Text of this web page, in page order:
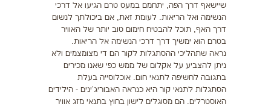
שיישאף דרך הפה, יתחמם במעט טרם הגיעו אל דרכי
הנשימה ואל הריאות. לעומת זאת, אם ביכולתך לנשום
דרך האף, תוכל להבטיח חימום טוב יותר של האוויר
בטרם הוא ימשיך דרך דרכי הנשימה אל הריאות.
נראה שתהליכי ההסתגלות לקור הם די מצומצמים ולא
ניתן להצביע על אקלום של ממש כפי שאנו מכירים
בתגובה לחשיפה לתנאי חום. אוכלוסייה בעלת
הסתגלות לתנאי קור היא כנראה האבוריג'ינים - הילידים
האוסטרלים. הם מסוגלים לישון בחוץ בתנאי מזג אוויר